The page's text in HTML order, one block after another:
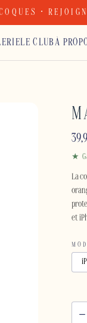
·
LE CLUBÀ
★
La
et